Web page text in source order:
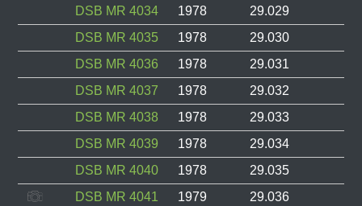
DSB MR 4034 1978
29.029
DSB MR 4035
1978
29.030
DSB MR 4036
1978
29.031
DSB MR 4037
1978
29.032
DSB MR 4038
1978
29.033
DSB MR 4039
1978
29.034
DSB MR 4040
1978
29.035
DSB MR 4041
1979
29.036